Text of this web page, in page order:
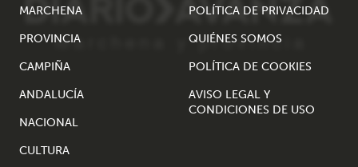
MARCHENA
PROVINCIA
CAMPIÑA
ANDALUCÍA
NACIONAL
CULTURA
POLÍTICA DE PRIVACIDAD
QUIÉNES SOMOS
POLÍTICA DE COOKIES
AVISO LEGAL Y
CONDICIONES DE USO